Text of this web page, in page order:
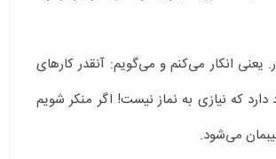
یعنی انکار می‌کنم و می‌گویم: آنقدر کارهای
دارد که نیازی به نماز نیست! اگر منکر شویم
می‌شود.